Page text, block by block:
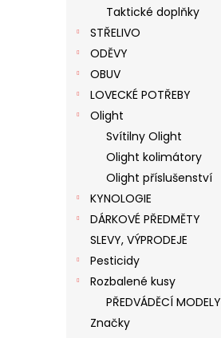
Taktické doplňky
STŘELIVO
ODĚVY
OBUV
LOVECKÉ POTŘEBY
Olight
Svítilny Olight
Olight kolimátory
Olight příslušenství
KYNOLOGIE
DÁRKOVÉ PŘEDMĚTY
SLEVY, VÝPRODEJE
Pesticidy
Rozbalené kusy
PŘEDVÁDĚCÍ MODELY
Značky